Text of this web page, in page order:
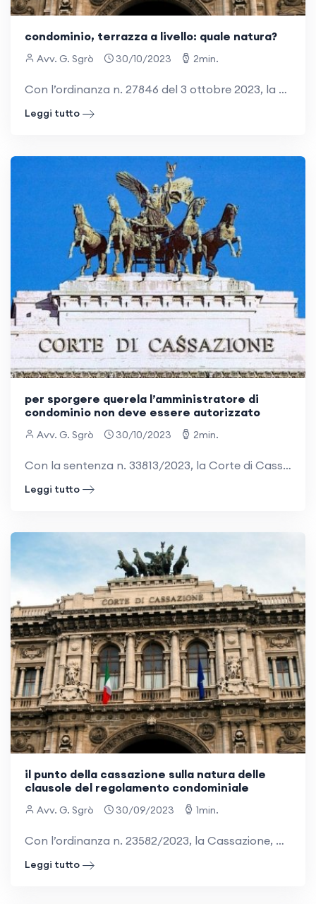
condominio, terrazza a livello: quale natura?
Avv. G. Sgrò 30/10/2023 2min.
Con l’ordinanza n. 27846 del 3 ottobre 2023, la Suprema Corte, chiamata a pronunciarsi in materia condominiale, ha chiarito che la terrazza a livello è bene di proprietà del condominio. IL CASO Il Tribunale rigettava l’appello proposto da Tizio
Leggi tutto
per sporgere querela l’amministratore di
condominio non deve essere autorizzato
Avv. G. Sgrò 30/10/2023 2min.
Con la sentenza n. 33813/2023, la Corte di Cassazione ha stabilito che non occorre l’autorizzazione dell’assemblea, affinché l’amministratore possa presentare querela e agire in giudizio. IL CASO I giudici d’appello confermavano la decisione del
Leggi tutto
il punto della cassazione sulla natura delle
clausole del regolamento condominiale
Avv. G. Sgrò 30/09/2023 1min.
Con l’ordinanza n. 23582/2023, la Cassazione, pronunciandosi in materia condominiale, ha fornito alcune precisazioni circa la natura contrattuale e regolamentare delle clausole dei regolamenti di condominio. Per gli Ermellini, “Le clausole dei
Leggi tutto